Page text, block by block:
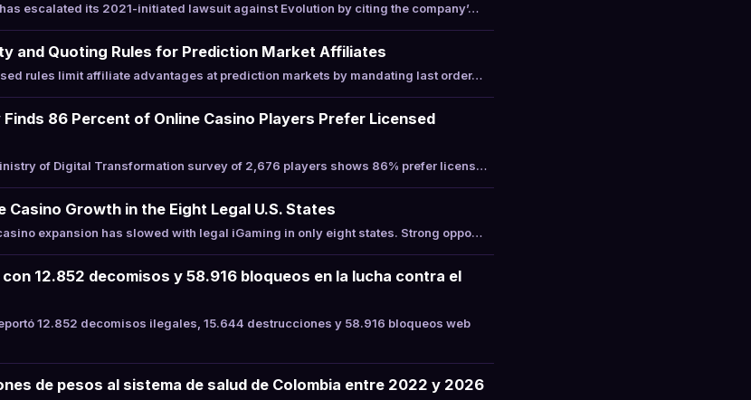
escalated its 2021-initiated lawsuit against Evolution by citing the company’…
and Quoting Rules for Prediction Market Affiliates
rules limit affiliate advantages at prediction markets by mandating last order…
86 Percent of Online Casino Players Prefer Licensed
of Digital Transformation survey of 2,676 players shows 86% prefer licens…
Growth in the Eight Legal U.S. States
expansion has slowed with legal iGaming in only eight states. Strong oppo…
12.852 decomisos y 58.916 bloqueos en la lucha contra el
12.852 decomisos ilegales, 15.644 destrucciones y 58.916 bloqueos web
de pesos al sistema de salud de Colombia entre 2022 y 2026